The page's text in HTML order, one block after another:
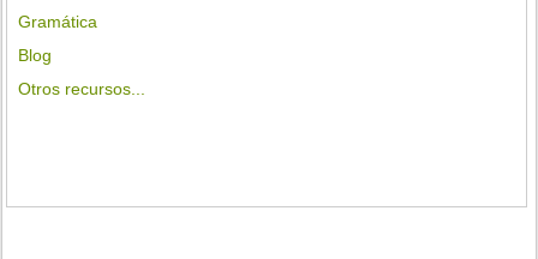
Gramática
Blog
Otros recursos...